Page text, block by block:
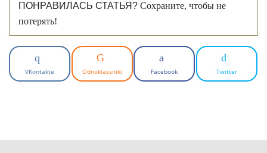
ПОНРАВИЛАСЬ СТАТЬЯ? Сохраните, чтобы не
потерять!
VKontakte Odnoklassniki Facebook Twitter